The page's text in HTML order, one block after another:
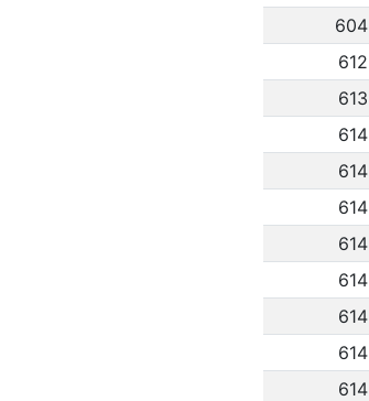
604
612
613
614
614
614
614
614
614
614
614